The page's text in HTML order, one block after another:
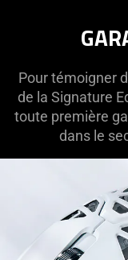
Pour témoigner
de la Signature
toute première
dans le